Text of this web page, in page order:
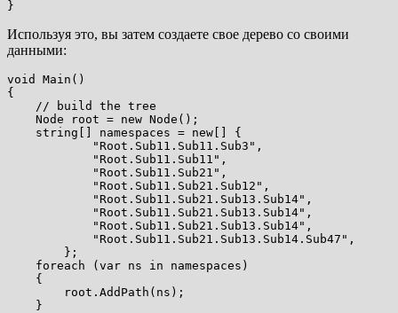
Используя это, вы затем создаете свое дерево со своими
данными:
void Main()
{
    // build the tree
    Node root = new Node();
    string[] namespaces = new[] {
            "Root.Sub11.Sub11.Sub3",
            "Root.Sub11.Sub11",
            "Root.Sub11.Sub21",
            "Root.Sub11.Sub21.Sub12",
            "Root.Sub11.Sub21.Sub13.Sub14",
            "Root.Sub11.Sub21.Sub13.Sub14",
            "Root.Sub11.Sub21.Sub13.Sub14",
            "Root.Sub11.Sub21.Sub13.Sub14.Sub47",
        };
    foreach (var ns in namespaces)
    {
        root.AddPath(ns);
    }